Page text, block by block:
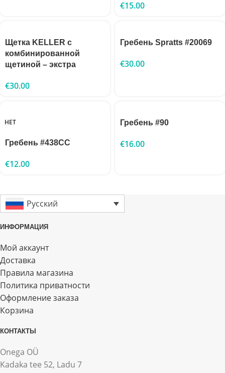
€15.00
Щетка KELLER с
комбинированной
щетиной – экстра
€30.00
Гребень Spratts #20069
€30.00
НЕТ
Гребень #438CC
€12.00
Гребень #90
€16.00
Русский
ИНФОРМАЦИЯ
Мой аккаунт
Доставка
Правила магазина
Политика приватности
Оформление заказа
Корзина
КОНТАКТЫ
Onega OÜ
Kadaka tee 52, Ladu 7